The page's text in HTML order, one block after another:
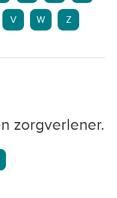
V W Z
zorgverlener.